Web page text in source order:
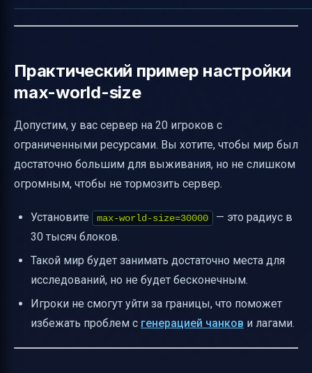
Практический пример настройки
max-world-size
Допустим, у вас сервер на 20 игроков с
ограниченными ресурсами. Вы хотите, чтобы мир был
достаточно большим для выживания, но не слишком
огромным, чтобы не тормозить сервер.
Установите max-world-size=30000
— это радиус в
30 тысяч блоков.
Такой мир будет занимать достаточно места для
исследований, но не будет бесконечным.
Игроки не смогут уйти за границы, что поможет
избежать проблем с генерацией чанков и лагами.